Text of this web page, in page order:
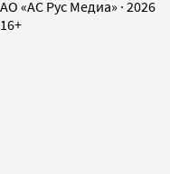
AO «АС Рус Медиа» · 2026
16+